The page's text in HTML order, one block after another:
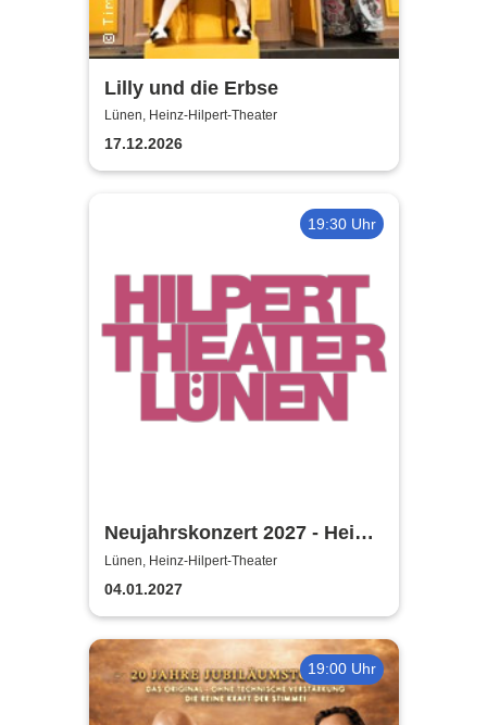
Lilly und die Erbse
Lünen, Heinz-Hilpert-Theater
17.12.2026
19:30 Uhr
Neujahrskonzert 2027 - Heinz-
Hilpert-Theater
Lünen, Heinz-Hilpert-Theater
04.01.2027
19:00 Uhr